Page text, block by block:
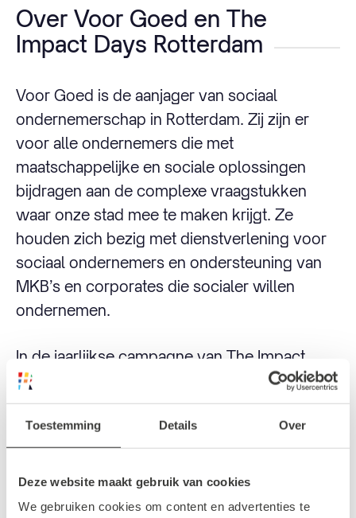
Toestemming Details Over
Deze website maakt gebruik van cookies
We gebruiken cookies om content en advertenties te
Over Voor Goed en The
Impact Days Rotterdam
Voor Goed is de aanjager van sociaal
ondernemerschap in Rotterdam. Zij zijn er
voor alle ondernemers die met
maatschappelijke en sociale oplossingen
bijdragen aan de complexe vraagstukken
waar onze stad mee te maken krijgt. Ze
houden zich bezig met dienstverlening voor
sociaal ondernemers en ondersteuning van
MKB’s en corporates die socialer willen
ondernemen.
In de jaarlijkse campagne van The Impact
Days zetten ze bijzondere ondernemingen in
de spotlight. Dit najaar doen ze dat in de vorm
van deze pop-up studio op de Lijnbaan.
Openingstijden